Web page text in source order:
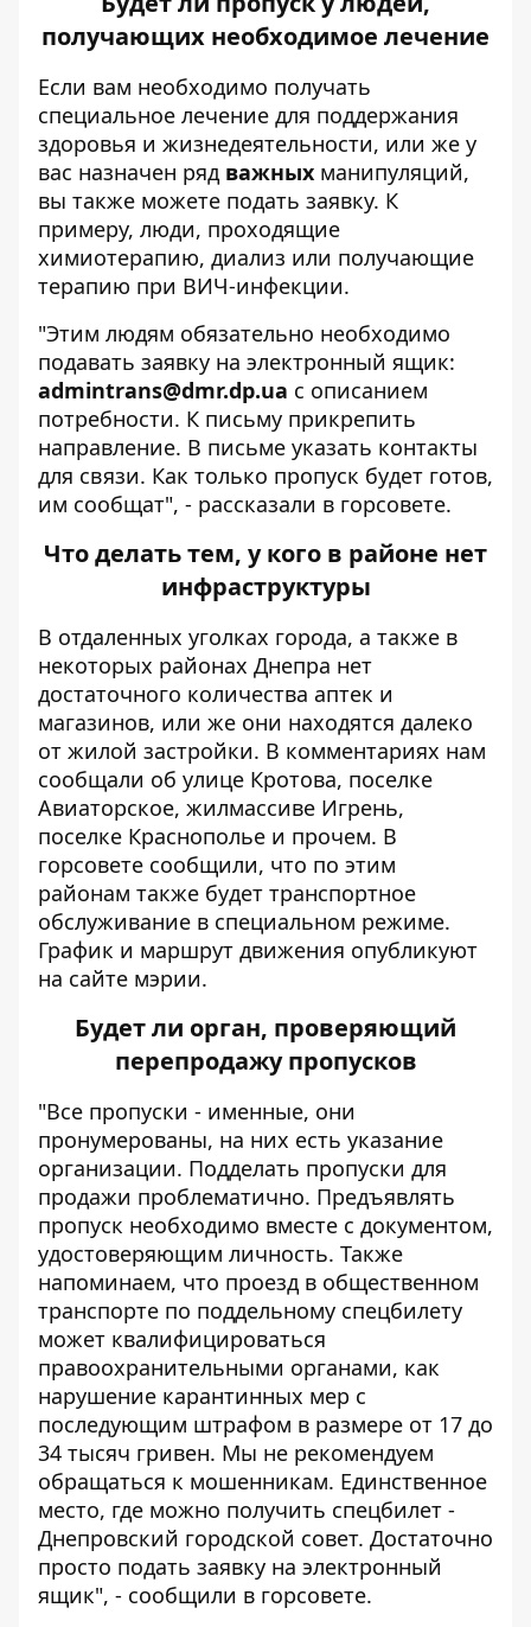
получающих необходимое лечение
Если вам необходимо получать
специальное лечение для поддержания
здоровья и жизнедеятельности, или же у
вас назначен ряд важных манипуляций,
вы также можете подать заявку. К
примеру, люди, проходящие
химиотерапию, диализ или получающие
терапию при ВИЧ-инфекции.
"Этим людям обязательно необходимо
подавать заявку на электронный ящик:
admintrans@dmr.dp.ua с описанием
потребности. К письму прикрепить
направление. В письме указать контакты
для связи. Как только пропуск будет готов,
им сообщат", - рассказали в горсовете.
Что делать тем, у кого в районе нет
инфраструктуры
В отдаленных уголках города, а также в
некоторых районах Днепра нет
достаточного количества аптек и
магазинов, или же они находятся далеко
от жилой застройки. В комментариях нам
сообщали об улице Кротова, поселке
Авиаторское, жилмассиве Игрень,
поселке Краснополье и прочем. В
горсовете сообщили, что по этим
районам также будет транспортное
обслуживание в специальном режиме.
График и маршрут движения опубликуют
на сайте мэрии.
Будет ли орган, проверяющий
перепродажу пропусков
"Все пропуски - именные, они
пронумерованы, на них есть указание
организации. Подделать пропуски для
продажи проблематично. Предъявлять
пропуск необходимо вместе с документом,
удостоверяющим личность. Также
напоминаем, что проезд в общественном
транспорте по поддельному спецбилету
может квалифицироваться
правоохранительными органами, как
нарушение карантинных мер с
последующим штрафом в размере от 17 до
34 тысяч гривен. Мы не рекомендуем
обращаться к мошенникам. Единственное
место, где можно получить спецбилет -
Днепровский городской совет. Достаточно
просто подать заявку на электронный
ящик", - сообщили в горсовете.